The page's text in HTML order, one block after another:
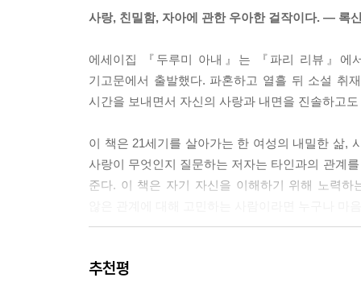
뽑아낸다. 두루미 여자는 자신의 정체를 남자가
들을 지닌 생명체라는 사실을 그가 모르기를 바란
계속하는 일은 스스로를 아주 많이 지워 내는 작업
비행기들이 쌍둥이 빌딩에 충돌한 건 9월이었다.
다. 설리번 스트리트 플레이하우스가 문을 닫는
사랑, 친밀함, 자아에 관한 우아한 걸작이다. ― 록
에세이집 『두루미 아내』는 『파리 리뷰』에
기고문에서 출발했다. 파혼하고 열흘 뒤 소설 취
시간을 보내면서 자신의 사랑과 내면을 진솔하고
이 책은 21세기를 살아가는 한 여성의 내밀한 삶,
사랑이 무엇인지 질문하는 저자는 타인과의 관계
준다. 이 책은 자기 자신을 이해하기 위해 노력
진지한 자기 치유의 기록
추천평